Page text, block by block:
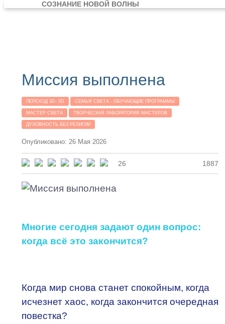
СОЗНАНИЕ НОВОЙ ВОЛНЫ
Миссия выполнена
ПЕРЕХОД 3D- 5D СЕМЬЯ СВЕТА - ОБУЧАЮЩИЕ ПРОГРАММЫ
МАСТЕР СВЕТА ТВОРЧЕСКАЯ ЛАБОРАТОРИЯ МАСТЕРОВ
ДУХОВНОСТЬ БЕЗ РЕЛИГИИ
Опубликовано: 26 Мая 2026
26 1887
Многие сегодня задают один вопрос:
когда всё это закончится?
Когда мир снова станет спокойным, когда
исчезнет хаос, когда закончится очередная
повестка?